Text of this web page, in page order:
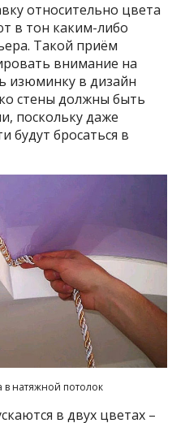
относительно цвета
в тон каким-либо
Такой приём
внимание на
изюминку в дизайн
стены должны быть
поскольку даже
будут бросаться в
в натяжной потолок
в двух цветах –